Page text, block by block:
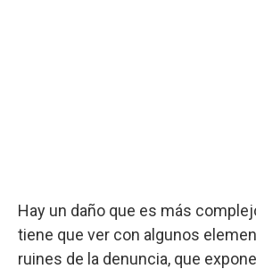
Hay un daño que es más
tiene que ver con algunos
ruines de la denuncia, que